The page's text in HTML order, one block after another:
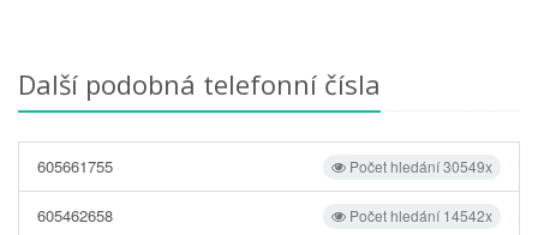
Další podobná telefonní čísla
Počet hledání 30549x
605661755
Počet hledání 14542x
605462658